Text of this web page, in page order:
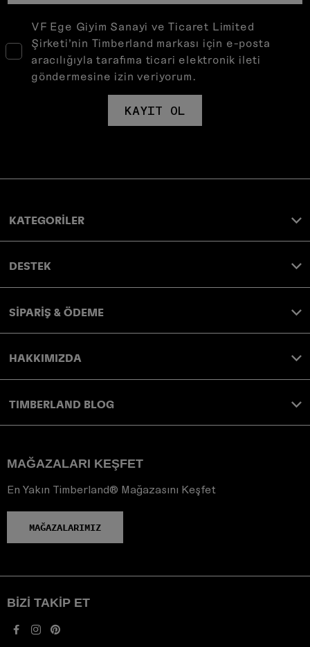
VF Ege Giyim Sanayi ve Ticaret Limited
Şirketi’nin Timberland markası için e-posta
aracılığıyla tarafıma ticari elektronik ileti
göndermesine izin veriyorum.
KAYIT OL
KATEGORİLER
DESTEK
SİPARİŞ & ÖDEME
HAKKIMIZDA
TIMBERLAND BLOG
MAĞAZALARI KEŞFET
En Yakın Timberland® Mağazasını Keşfet
MAĞAZALARIMIZ
BIZI TAKIP ET